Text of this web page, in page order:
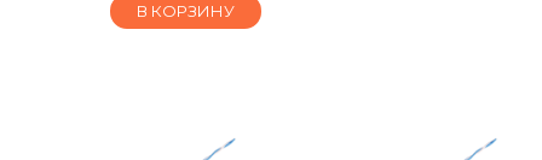
В КОРЗИНУ